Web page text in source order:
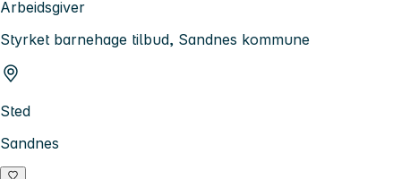
Arbeidsgiver
Styrket barnehage tilbud, Sandnes kommune
Sted
Sandnes